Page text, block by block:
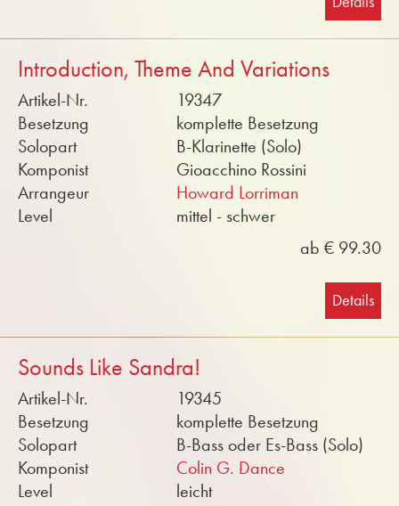
Introduction, Theme And Variations
Artikel-Nr.
19347
Besetzung
komplette Besetzung
Solopart
B-Klarinette (Solo)
Komponist
Gioacchino Rossini
Arrangeur
Howard Lorriman
Level
mittel - schwer
ab € 99.30
Details
Sounds Like Sandra!
Artikel-Nr.
19345
Besetzung
komplette Besetzung
Solopart
B-Bass oder Es-Bass (Solo)
Komponist
Colin G. Dance
Level
leicht